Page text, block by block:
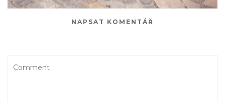
NAPSAT KOMENTÁŘ